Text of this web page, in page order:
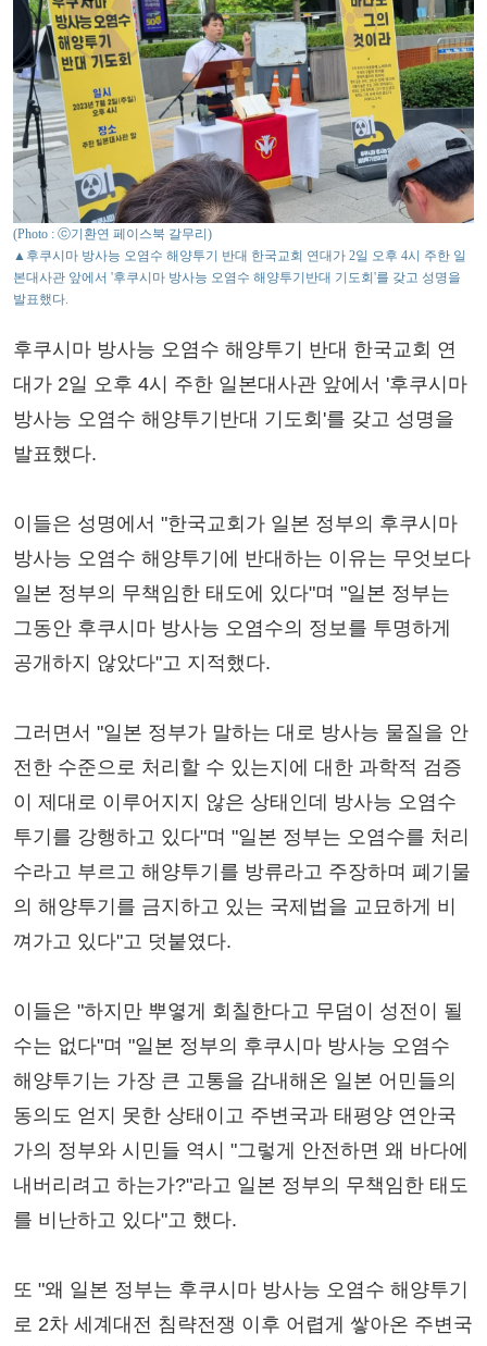
(Photo : ⓒ기환연 페이스북 갈무리)
▲후쿠시마 방사능 오염수 해양투기 반대 한국교회 연대가 2일 오후 4시 주한 일
본대사관 앞에서 '후쿠시마 방사능 오염수 해양투기반대 기도회'를 갖고 성명을
발표했다.
후쿠시마 방사능 오염수 해양투기 반대 한국교회 연
대가 2일 오후 4시 주한 일본대사관 앞에서 '후쿠시마
방사능 오염수 해양투기반대 기도회'를 갖고 성명을
발표했다.
이들은 성명에서 "한국교회가 일본 정부의 후쿠시마
방사능 오염수 해양투기에 반대하는 이유는 무엇보다
일본 정부의 무책임한 태도에 있다"며 "일본 정부는
그동안 후쿠시마 방사능 오염수의 정보를 투명하게
공개하지 않았다"고 지적했다.
그러면서 "일본 정부가 말하는 대로 방사능 물질을 안
전한 수준으로 처리할 수 있는지에 대한 과학적 검증
이 제대로 이루어지지 않은 상태인데 방사능 오염수
투기를 강행하고 있다"며 "일본 정부는 오염수를 처리
수라고 부르고 해양투기를 방류라고 주장하며 폐기물
의 해양투기를 금지하고 있는 국제법을 교묘하게 비
껴가고 있다"고 덧붙였다.
이들은 "하지만 뿌옇게 회칠한다고 무덤이 성전이 될
수는 없다"며 "일본 정부의 후쿠시마 방사능 오염수
해양투기는 가장 큰 고통을 감내해온 일본 어민들의
동의도 얻지 못한 상태이고 주변국과 태평양 연안국
가의 정부와 시민들 역시 "그렇게 안전하면 왜 바다에
내버리려고 하는가?"라고 일본 정부의 무책임한 태도
를 비난하고 있다"고 했다.
또 "왜 일본 정부는 후쿠시마 방사능 오염수 해양투기
로 2차 세계대전 침략전쟁 이후 어렵게 쌓아온 주변국